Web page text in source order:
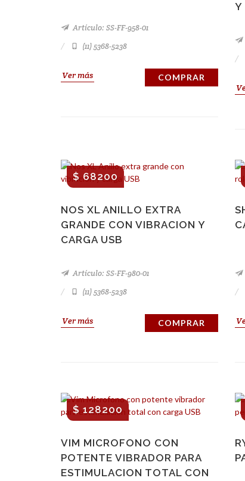
Artículo: SS-FF-958-01
(11) 5368-5238
Ver más COMPRAR
Y
NOS XL ANILLO EXTRA
GRANDE CON VIBRACION Y
CARGA USB
$ 68200
Artículo: SS-FF-980-01
(11) 5368-5238
Ver más COMPRAR
VIM MICROFONO CON
POTENTE VIBRADOR PARA
ESTIMULACION TOTAL CON
$ 128200